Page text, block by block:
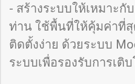
- สร้างระบบให้เหมาะกั
ท่าน ใช้พื้นที่ให้คุ้มค่าที่
ติดตั้งง่าย ด้วยระบบ
ระบบเพื่อรองรับการเติ